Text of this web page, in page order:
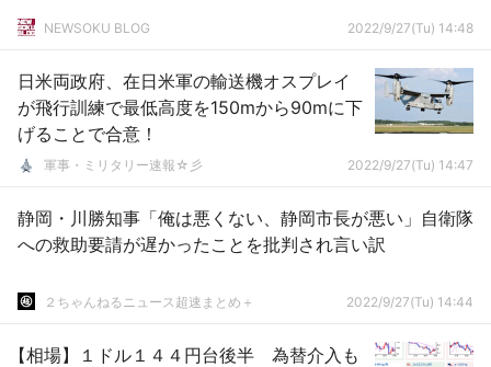
NEWSOKU BLOG 2022/9/27(Tu) 14:48
日米両政府、在日米軍の輸送機オスプレイ
が飛行訓練で最低高度を150mから90mに下
げることで合意！
軍事・ミリタリー速報☆彡 2022/9/27(Tu) 14:47
静岡・川勝知事「俺は悪くない、静岡市長が悪い」自衛隊
への救助要請が遅かったことを批判され言い訳
２ちゃんねるニュース超速まとめ＋ 2022/9/27(Tu) 14:44
【相場】１ドル１４４円台後半 為替介入も